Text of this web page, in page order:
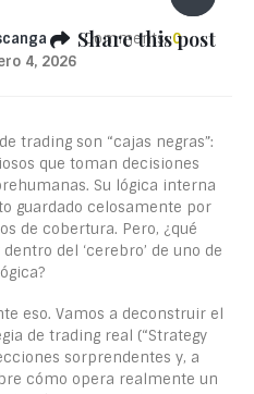
Share this post
Comments:0
4, 2026
trading son “cajas negras”:
que toman decisiones
Su lógica interna
guardado celosamente por
de cobertura. Pero, ¿qué
del ‘cerebro’ de uno de
eso. Vamos a deconstruir el
de trading real (“Strategy
sorprendentes y, a
cómo opera realmente un